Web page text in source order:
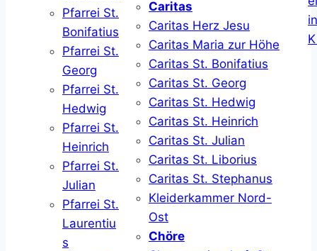
Pfarrei St.
Bonifatius
Pfarrei St.
Georg
Pfarrei St.
Hedwig
Pfarrei St.
Heinrich
Pfarrei St.
Julian
Pfarrei St.
Laurentiu
s
Caritas
Caritas Herz Jesu
Caritas Maria zur Höhe
Caritas St. Bonifatius
Caritas St. Georg
Caritas St. Hedwig
Caritas St. Heinrich
Caritas St. Julian
Caritas St. Liborius
Caritas St. Stephanus
Kleiderkammer Nord-
Ost
Chöre